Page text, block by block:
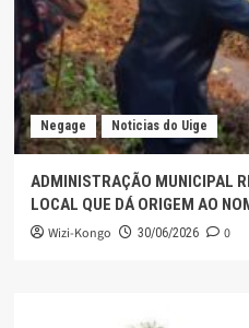
Negage Noticias do Uige
ADMINISTRAÇÃO MUNICIPAL
LOCAL QUE DÁ ORIGEM AO
Wizi-Kongo 30/06/2026 0